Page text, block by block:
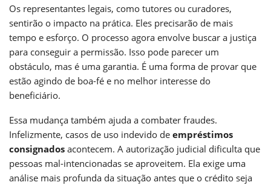
Os representantes legais, como tutores ou curadores,
sentirão o impacto na prática. Eles precisarão de mais
tempo e esforço. O processo agora envolve buscar a justiça
para conseguir a permissão. Isso pode parecer um
obstáculo, mas é uma garantia. É uma forma de provar que
estão agindo de boa-fé e no melhor interesse do
beneficiário.
Essa mudança também ajuda a combater fraudes.
Infelizmente, casos de uso indevido de empréstimos
consignados acontecem. A autorização judicial dificulta que
pessoas mal-intencionadas se aproveitem. Ela exige uma
análise mais profunda da situação antes que o crédito seja